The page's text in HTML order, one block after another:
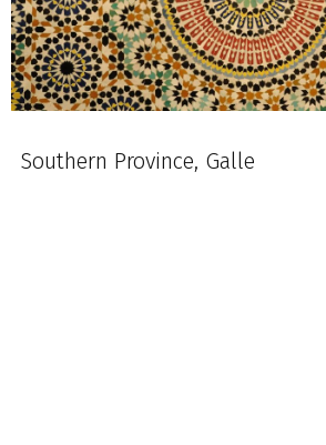
Southern Province, Galle